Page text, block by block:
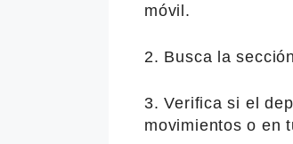
móvil.
2. Busca la
3. Verifica si el
movimientos o en